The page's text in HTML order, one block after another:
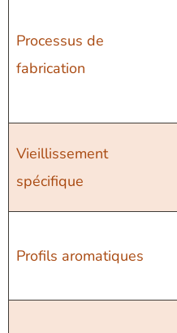
Processus de
fabrication
Vieillissement
spécifique
Profils aromatiques